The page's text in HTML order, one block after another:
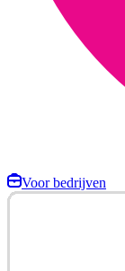
Voor bedrijven